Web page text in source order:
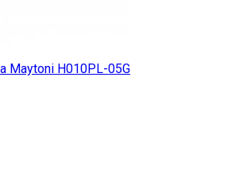
Maytoni H010PL-05G